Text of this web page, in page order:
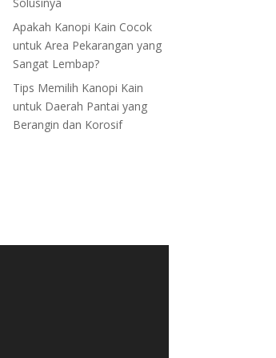
Apakah Kanopi Kain Cocok
untuk Area Pekarangan yang
Sangat Lembap?
Tips Memilih Kanopi Kain
untuk Daerah Pantai yang
Berangin dan Korosif